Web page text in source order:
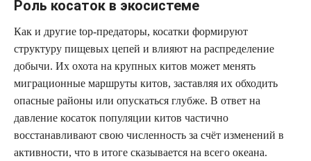
Роль косаток в экосистеме
Как и другие top-предаторы, косатки формируют
структуру пищевых цепей и влияют на распределение
добычи. Их охота на крупных китов может менять
миграционные маршруты китов, заставляя их обходить
опасные районы или опускаться глубже. В ответ на
давление косаток популяции китов частично
восстанавливают свою численность за счёт изменений в
активности, что в итоге сказывается на всего океана.